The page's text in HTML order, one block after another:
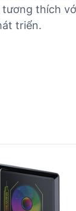
tương thích
triển.